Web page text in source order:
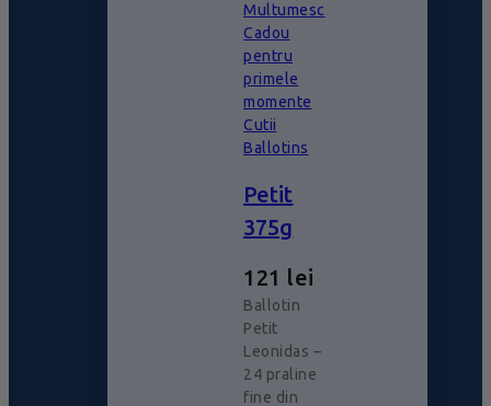
Multumesc
Cadou
pentru
primele
momente
Cutii
Ballotins
Petit
375g
121 lei
Ballotin
Petit
Leonidas –
24 praline
fine din